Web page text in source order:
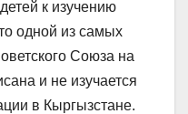
к изучению
одной из самых
Союза на
и не изучается
в Кыргызстане.